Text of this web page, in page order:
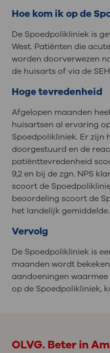
Hoe kom ik op de
De Spoedpolikliniek is
West. Patiënten die
worden doorverwezen
de huisarts of via de
Hoge tevredenheid
Afgelopen maanden
huisartsen al ervaring
Spoedpolikliniek. Er zijn
doorgestuurd en de
patiënttevredenheid
9,2 en bij de zgn. NPS
scoort de
beoordeling scoort de
het landelijk gemiddelde.
Vervolg
De Spoedpolikliniek is
maanden wordt
aandoeningen
op de Spoedpolikliniek,
OLVG. Beter in